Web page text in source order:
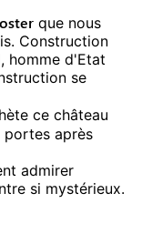
que nous
Construction
homme d'Etat
se
ce château
portes après
admirer
si mystérieux.